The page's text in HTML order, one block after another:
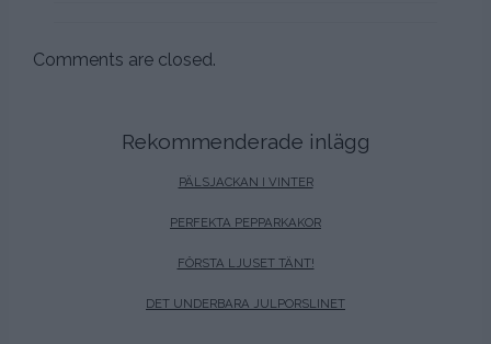
Comments are closed.
Rekommenderade inlägg
PÄLSJACKAN I VINTER
PERFEKTA PEPPARKAKOR
FÖRSTA LJUSET TÄNT!
DET UNDERBARA JULPORSLINET